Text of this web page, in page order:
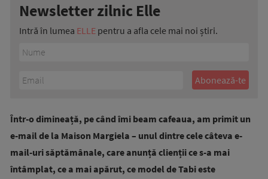
Newsletter zilnic Elle
Intră în lumea ELLE pentru a afla cele mai noi știri.
Într-o dimineață, pe când îmi beam cafeaua, am primit un
e-mail de la Maison Margiela – unul dintre cele câteva e-
mail-uri săptămânale, care anunță clienții ce s-a mai
întâmplat, ce a mai apărut, ce model de Tabi este